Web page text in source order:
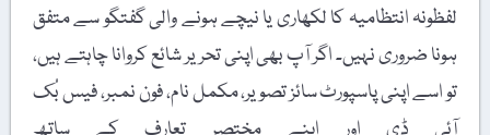
لفظونہ انتظامیہ کا لکھاری یا نیچے ہونے والی گفتگو سے متفق
ہونا ضروری نہیں۔ اگر آپ بھی اپنی تحریر شائع کروانا چاہتے ہیں،
تو اسے اپنی پاسپورٹ سائز تصویر، مکمل نام، فون نمبر، فیس بُک